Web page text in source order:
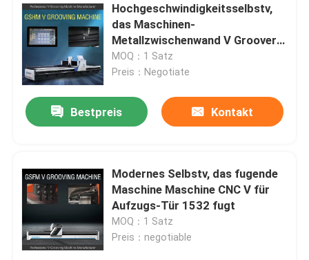
Hochgeschwindigkeitsselbstv,
das Maschinen-
Metallzwischenwand V Groover-
Maschine fugt
MOQ：1 Satz
Preis：Negotiate
Bestpreis Kontakt
Modernes Selbstv, das fugende
Maschine Maschine CNC V für
Aufzugs-Tür 1532 fugt
MOQ：1 Satz
Preis：negotiable